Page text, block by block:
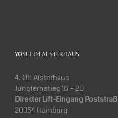
YOSHI IM ALSTERHAUS
4. OG Alsterhaus
Jungfernstieg 16 – 20
Direkter Lift-Eingang
20354 Hamburg